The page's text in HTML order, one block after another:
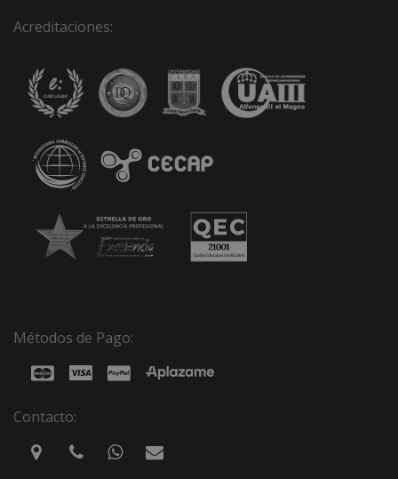
Acreditaciones:
Métodos de Pago:
Contacto: